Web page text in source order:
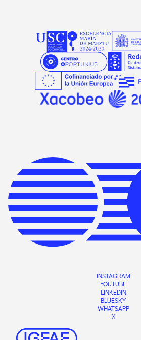
INSTAGRAM
YOUTUBE
LINKEDIN
BLUESKY
WHATSAPP
X